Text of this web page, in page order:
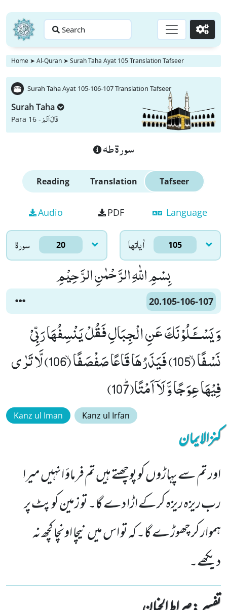
Search Go
Home ➤ Al-Quran ➤ Surah Taha Ayat 105 Translation Tafseer
Surah Taha Ayat 105-106-107 Translation Tafseer
Surah Taha
Para 16 -قَالَ اَلَمْ
سورة طه
Reading Translation Tafseer
Audio PDF Language
سورۃ 20 اٰياتها 105
بِسْمِ اللّٰهِ الرَّحْمٰنِ الرَّحِیْمِ
20.105-106-107
وَ یَسْــٴَـلُوْنَكَ عَنِ الْجِبَالِ فَقُلْ یَنْسِفُهَا رَبِّیْ
نَسْفًاۙ (105) فَیَذَرُهَا قَاعًا صَفْصَفًاۙ (106) لَّا تَرٰى
فِیْهَا عِوَجًا وَّ لَاۤ اَمْتًاﭤ(107)
Kanz ul Iman Kanz ul Irfan
کنزالایمان
اور تم سے پہاڑوں کو پوچھتے ہیں تم فرماؤ انہیں میرا
رب ریزہ ریزہ کرکے اڑا دے گا۔ تو زمین کو پٹ پر
ہموار کر چھوڑے گا۔ کہ تو اس میں نیچا اونچا کچھ نہ
دیکھے۔